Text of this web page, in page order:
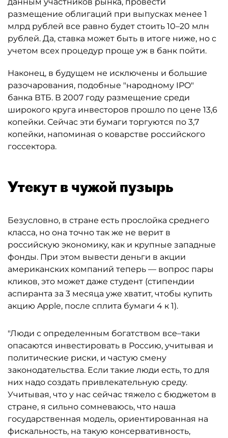
размещение облигаций при выпусках менее 1
млрд рублей все равно будет стоить 10–20 млн
рублей. Да, ставка может быть в итоге ниже, но с
учетом всех процедур проще уж в банк пойти.
Наконец, в будущем не исключены и большие
разочарования, подобные "народному IPO"
банка ВТБ. В 2007 году размещение среди
широкого круга инвесторов прошло по цене 13,6
копейки. Сейчас эти бумаги торгуются по 3,7
копейки, напоминая о коварстве российского
госсектора.
Утекут в чужой пузырь
Безусловно, в стране есть прослойка среднего
класса, но она точно так же не верит в
российскую экономику, как и крупные западные
фонды. При этом вывести деньги в акции
американских компаний теперь — вопрос пары
кликов, это может даже студент (стипендии
аспиранта за 3 месяца уже хватит, чтобы купить
акцию Apple, после сплита бумаги 4 к 1).
"Люди с определенным богатством все–таки
опасаются инвестировать в Россию, учитывая и
политические риски, и частую смену
законодательства. Если такие люди есть, то для
них надо создать привлекательную среду.
Учитывая, что у нас сейчас тяжело с бюджетом в
стране, я сильно сомневаюсь, что наша
государственная модель, ориентированная на
фискальность, на такую консервативность,